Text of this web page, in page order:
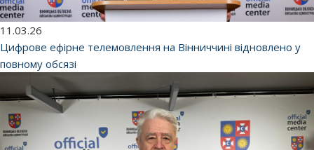
11.03.26
Цифрове ефірне телемовлення на Вінниччині відновлено у
повному обсязі